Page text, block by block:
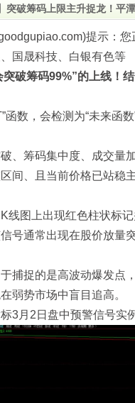
突破筹码上限主升捉龙！平
提示：
国晟科技、白银有色等
突破筹码99%”的上线！
函数，会检测为“未来函数
、筹码集中度、成交量
间、且当前价格已站稳
线图上出现红色柱状标
号通常出现在股价放量
捕捉的是高波动爆发点
弱势市场中盲目追高。
标3月2日盘中预警信号实